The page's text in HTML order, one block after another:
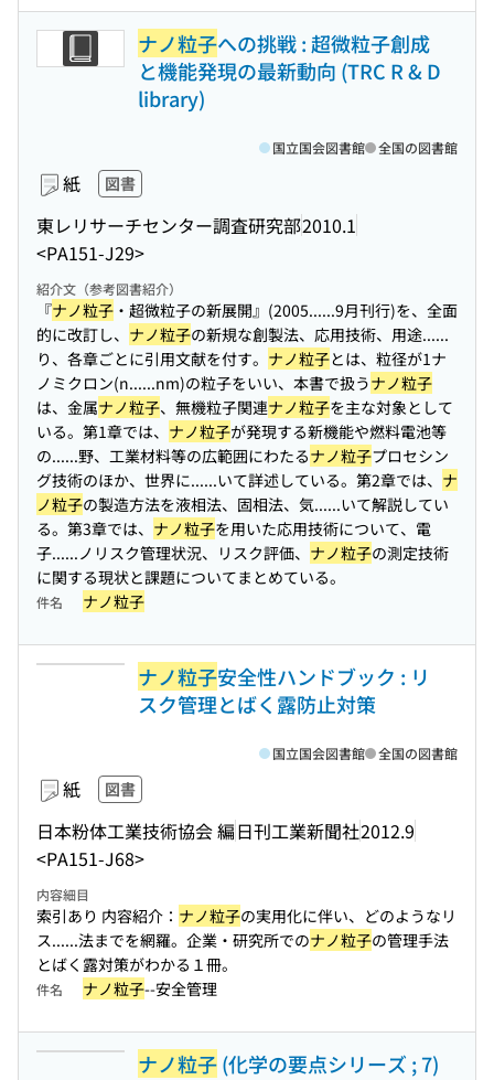
ナノ粒子への挑戦 : 超微粒子創成
と機能発現の最新動向 (TRC R & D
library)
紙 図書
東レリサーチセンター調査研究部2010.1
<PA151-J29>
国立国会図書館 全国の図書館
紹介文（参考図書紹介）
『ナノ粒子 ・超微粒子の新展開』(2005......9月刊行)を、全面
的に改訂し、 ナノ粒子の新規な創製法、応用技術、用途......
り、各章ごとに引用文献を付す。 ナノ粒子とは、粒径が1ナ
ノミクロン(n......nm)の粒子をいい、本書で扱うナノ粒子
は、金属ナノ粒子、無機粒子関連ナノ粒子を主な対象として
いる。第1章では、 ナノ粒子が発現する新機能や燃料電池等
の......野、工業材料等の広範囲にわたるナノ粒子プロセシン
グ技術のほか、世界に......いて詳述している。第2章では、 ナ
ノ粒子の製造方法を液相法、固相法、気......いて解説してい
る。第3章では、 ナノ粒子を用いた応用技術について、電
子......ノリスク管理状況、リスク評価、 ナノ粒子の測定技術
に関する現状と課題についてまとめている。
件名 ナノ粒子
ナノ粒子安全性ハンドブック : リ
スク管理とばく露防止対策
紙 図書
日本粉体工業技術協会 編日刊工業新聞社2012.9
<PA151-J68>
国立国会図書館 全国の図書館
内容細目
索引あり 内容紹介： ナノ粒子の実用化に伴い、どのようなリ
ス......法までを網羅。企業・研究所でのナノ粒子の管理手法
とばく露対策がわかる１冊。
件名 ナノ粒子--安全管理
ナノ粒子(化学の要点シリーズ ; 7)